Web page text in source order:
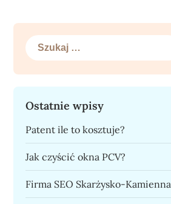
Szukaj:
Ostatnie wpisy
Patent ile to kosztuje?
Jak czyścić okna PCV?
Firma SEO Skarżysko-Kamienna